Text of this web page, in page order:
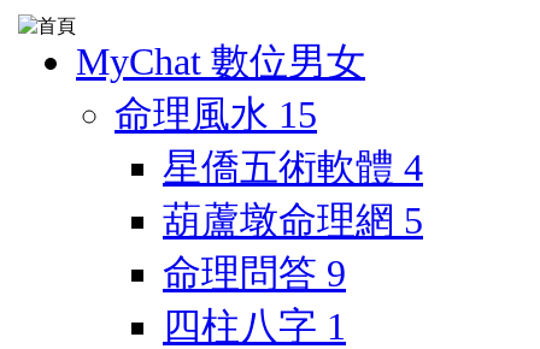
MyChat 數位男女
命理風水 15
星僑五術軟體 4
葫蘆墩命理網 5
命理問答 9
四柱八字 1